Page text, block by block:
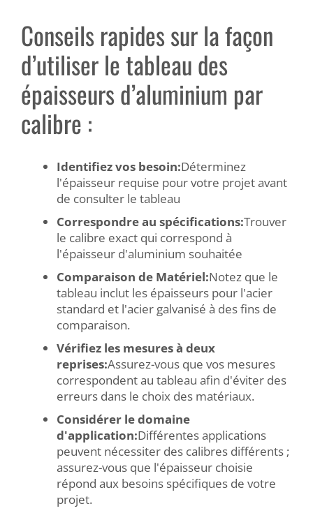
Conseils rapides sur la façon
d’utiliser le tableau des
épaisseurs d’aluminium par
calibre :
Identifiez vos besoin:Déterminez
l'épaisseur requise pour votre projet avant
de consulter le tableau
Correspondre au spécifications:Trouver
le calibre exact qui correspond à
l'épaisseur d'aluminium souhaitée
Comparaison de Matériel:Notez que le
tableau inclut les épaisseurs pour l'acier
standard et l'acier galvanisé à des fins de
comparaison.
Vérifiez les mesures à deux
reprises:Assurez-vous que vos mesures
correspondent au tableau afin d'éviter des
erreurs dans le choix des matériaux.
Considérer le domaine
d'application:Différentes applications
peuvent nécessiter des calibres différents ;
assurez-vous que l'épaisseur choisie
répond aux besoins spécifiques de votre
projet.